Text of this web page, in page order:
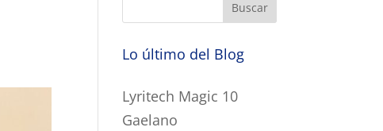
Lo último del Blog
Lyritech Magic 10
Gaelano